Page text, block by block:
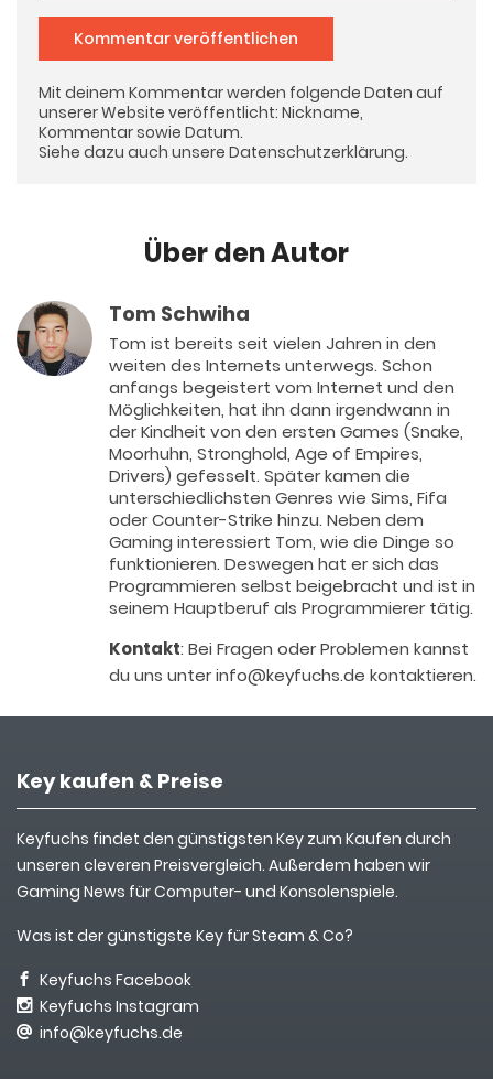
Kommentar veröffentlichen
Mit deinem Kommentar werden folgende Daten auf
unserer Website veröffentlicht: Nickname,
Kommentar sowie Datum.
Siehe dazu auch unsere Datenschutzerklärung.
Über den Autor
Tom Schwiha
Tom ist bereits seit vielen Jahren in den
weiten des Internets unterwegs. Schon
anfangs begeistert vom Internet und den
Möglichkeiten, hat ihn dann irgendwann in
der Kindheit von den ersten Games (Snake,
Moorhuhn, Stronghold, Age of Empires,
Drivers) gefesselt. Später kamen die
unterschiedlichsten Genres wie Sims, Fifa
oder Counter-Strike hinzu. Neben dem
Gaming interessiert Tom, wie die Dinge so
funktionieren. Deswegen hat er sich das
Programmieren selbst beigebracht und ist in
seinem Hauptberuf als Programmierer tätig.
Kontakt: Bei Fragen oder Problemen kannst
du uns unter info@keyfuchs.de kontaktieren.
Key kaufen & Preise
Keyfuchs findet den günstigsten Key zum Kaufen durch
unseren cleveren Preisvergleich. Außerdem haben wir
Gaming News für Computer- und Konsolenspiele.
Was ist der günstigste Key für Steam & Co?
Keyfuchs Facebook
Keyfuchs Instagram
info@keyfuchs.de